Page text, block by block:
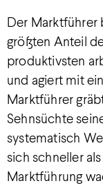
Der Marktführer
größten Anteil
produktivsten
und agiert mit
Marktführer
Sehnsüchte
systematisch
sich schneller
Marktführung